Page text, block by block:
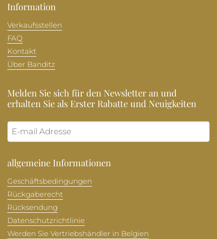
Information
Verkaufsstellen
FAQ
Kontakt
Über Banditz
Melden Sie sich für den Newsletter an und
erhalten Sie als Erster Rabatte und Neuigkeiten
allgemeine Informationen
Geschäftsbedingungen
Rückgaberecht
Rücksendung
Datenschutzrichtlinie
Werden Sie Vertriebshändler in Belgien